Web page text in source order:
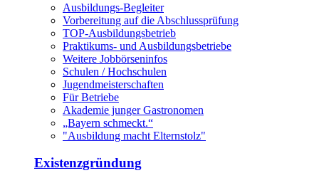
Ausbildungs-Begleiter
Vorbereitung auf die Abschlussprüfung
TOP-Ausbildungsbetrieb
Praktikums- und Ausbildungsbetriebe
Weitere Jobbörseninfos
Schulen / Hochschulen
Jugendmeisterschaften
Für Betriebe
Akademie junger Gastronomen
„Bayern schmeckt.“
"Ausbildung macht Elternstolz"
Existenzgründung